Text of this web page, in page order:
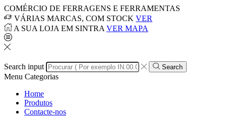
COMÉRCIO DE FERRAGENS E FERRAMENTAS
VÁRIAS MARCAS, COM STOCK VER
A SUA LOJA EM SINTRA VER MAPA
Search input Search
Menu Categorias
Home
Produtos
Contacte-nos